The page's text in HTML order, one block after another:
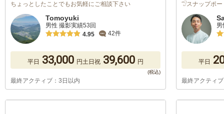
ちょっとしたことでもお気軽にご相談下さい
Tomoyuki
男性 撮影実績53回
4.95
42件
平日 33,000 円土日祝 39,600 円
最終アクティブ：3日以内
𓅿スナップポー
平日
最終アクティ